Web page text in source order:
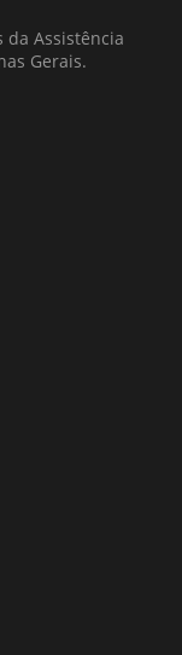
da Assistência
Gerais.